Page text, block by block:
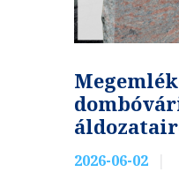
2026-06-02